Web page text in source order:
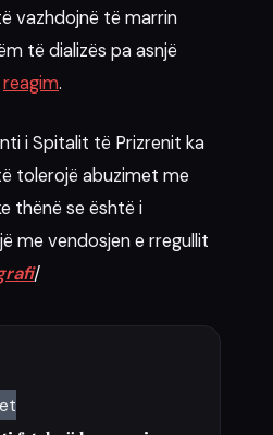
vazhdojnë të marrin
të dializës pa asnjë
reagim.
i Spitalit të Prizrenit ka
tolerojë abuzimet me
thënë se është i
me vendosjen e rregullit
/